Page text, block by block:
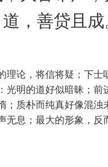
道，善贷且成
论，将信将疑；下
明的道好似暗昧；
质朴而纯真好像混
息；最大的形象，